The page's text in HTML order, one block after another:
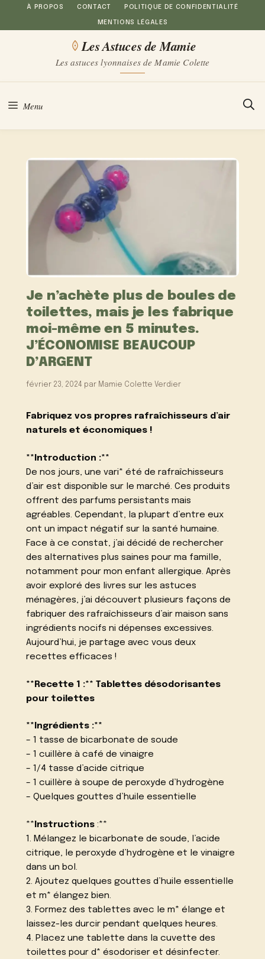
Aller
au
À PROPOS CONTACT POLITIQUE DE CONFIDENTIALITÉ
MENTIONS LÉGALES
Les Astuces de Mamie
Les astuces lyonnaises de Mamie Colette
Menu
Je n’achète plus de boules de
toilettes, mais je les fabrique
moi-même en 5 minutes.
J’ÉCONOMISE BEAUCOUP
D’ARGENT
février 23, 2024 par Mamie Colette Verdier
Fabriquez vos propres rafraîchisseurs d’air
naturels et économiques !
**Introduction :**
De nos jours, une vari* été de rafraîchisseurs
d’air est disponible sur le marché. Ces produits
offrent des parfums persistants mais
agréables. Cependant, la plupart d’entre eux
ont un impact négatif sur la santé humaine.
Face à ce constat, j’ai décidé de rechercher
des alternatives plus saines pour ma famille,
notamment pour mon enfant allergique. Après
avoir exploré des livres sur les astuces
ménagères, j’ai découvert plusieurs façons de
fabriquer des rafraîchisseurs d’air maison sans
ingrédients nocifs ni dépenses excessives.
Aujourd’hui, je partage avec vous deux
recettes efficaces !
**Recette 1 :** Tablettes désodorisantes
pour toilettes
**Ingrédients :**
– 1 tasse de bicarbonate de soude
– 1 cuillère à café de vinaigre
– 1/4 tasse d’acide citrique
– 1 cuillère à soupe de peroxyde d’hydrogène
– Quelques gouttes d’huile essentielle
**Instructions :**
1. Mélangez le bicarbonate de soude, l’acide
citrique, le peroxyde d’hydrogène et le vinaigre
dans un bol.
2. Ajoutez quelques gouttes d’huile essentielle
et m* élangez bien.
3. Formez des tablettes avec le m* élange et
laissez-les durcir pendant quelques heures.
4. Placez une tablette dans la cuvette des
toilettes pour d* ésodoriser et désinfecter.